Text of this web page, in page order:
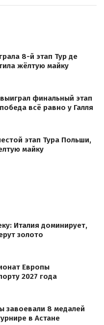
8-й этап Тур де
жёлтую майку
финальный этап
всё равно у Галля
этап Тура Польши,
майку
Италия доминирует,
золото
Европы
2027 года
завоевали 8 медалей
в Астане